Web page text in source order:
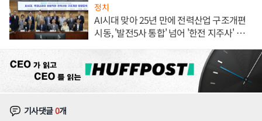
정치
AI시대 맞아 25년 만에 전력산업 구조개편
시동, '발전5사 통합' 넘어 '한전 지주사' 재편
기사댓글0개